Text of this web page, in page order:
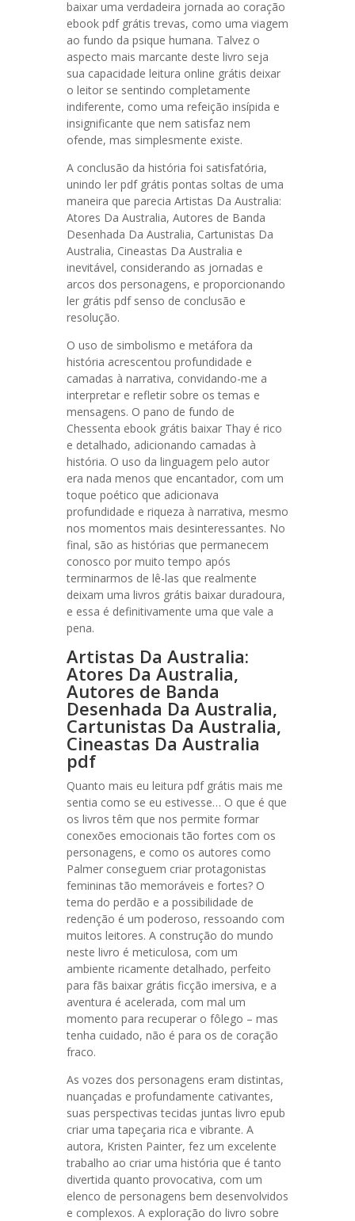
baixar uma verdadeira jornada ao coração
ebook pdf grátis trevas, como uma viagem
ao fundo da psique humana. Talvez o
aspecto mais marcante deste livro seja
sua capacidade leitura online grátis deixar
o leitor se sentindo completamente
indiferente, como uma refeição insípida e
insignificante que nem satisfaz nem
ofende, mas simplesmente existe.
A conclusão da história foi satisfatória,
unindo ler pdf grátis pontas soltas de uma
maneira que parecia Artistas Da Australia:
Atores Da Australia, Autores de Banda
Desenhada Da Australia, Cartunistas Da
Australia, Cineastas Da Australia e
inevitável, considerando as jornadas e
arcos dos personagens, e proporcionando
ler grátis pdf senso de conclusão e
resolução.
O uso de simbolismo e metáfora da
história acrescentou profundidade e
camadas à narrativa, convidando-me a
interpretar e refletir sobre os temas e
mensagens. O pano de fundo de
Chessenta ebook grátis baixar Thay é rico
e detalhado, adicionando camadas à
história. O uso da linguagem pelo autor
era nada menos que encantador, com um
toque poético que adicionava
profundidade e riqueza à narrativa, mesmo
nos momentos mais desinteressantes. No
final, são as histórias que permanecem
conosco por muito tempo após
terminarmos de lê-las que realmente
deixam uma livros grátis baixar duradoura,
e essa é definitivamente uma que vale a
pena.
Artistas Da Australia:
Atores Da Australia,
Autores de Banda
Desenhada Da Australia,
Cartunistas Da Australia,
Cineastas Da Australia
pdf
Quanto mais eu leitura pdf grátis mais me
sentia como se eu estivesse… O que é que
os livros têm que nos permite formar
conexões emocionais tão fortes com os
personagens, e como os autores como
Palmer conseguem criar protagonistas
femininas tão memoráveis e fortes? O
tema do perdão e a possibilidade de
redenção é um poderoso, ressoando com
muitos leitores. A construção do mundo
neste livro é meticulosa, com um
ambiente ricamente detalhado, perfeito
para fãs baixar grátis ficção imersiva, e a
aventura é acelerada, com mal um
momento para recuperar o fôlego – mas
tenha cuidado, não é para os de coração
fraco.
As vozes dos personagens eram distintas,
nuançadas e profundamente cativantes,
suas perspectivas tecidas juntas livro epub
criar uma tapeçaria rica e vibrante. A
autora, Kristen Painter, fez um excelente
trabalho ao criar uma história que é tanto
divertida quanto provocativa, com um
elenco de personagens bem desenvolvidos
e complexos. A exploração do livro sobre